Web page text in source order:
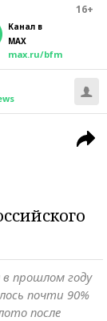
16+
Канал в
MAX
max.ru/bfm
прошлом году
почти 90%
после